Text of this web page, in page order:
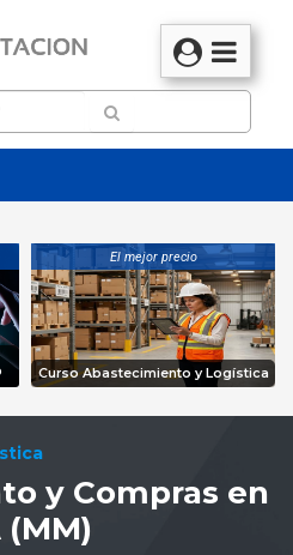
El mejor precio
Curso Abastecimiento y Logística
y Compras en
(MM)